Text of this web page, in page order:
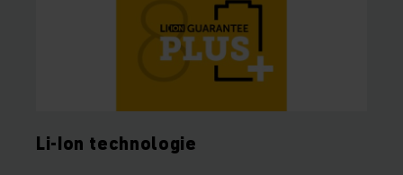
Li-Ion technologie